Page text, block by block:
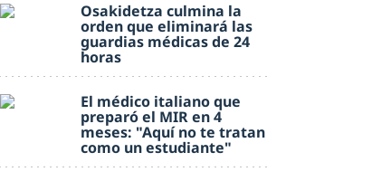
Osakidetza culmina la
orden que eliminará las
guardias médicas de 24
horas
El médico italiano que
preparó el MIR en 4
meses: "Aquí no te tratan
como un estudiante"